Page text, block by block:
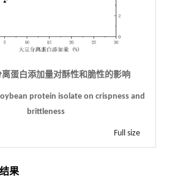
离蛋白添加量对酥性和脆性的影响
protein isolate on crispness and
brittleness
Full size
果